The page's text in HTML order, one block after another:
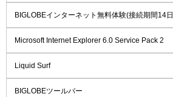
BIGLOBEインターネット無料体験(接続期間14
Microsoft Internet Explorer 6.0 Service Pack 2
Liquid Surf
BIGLOBEツールバー